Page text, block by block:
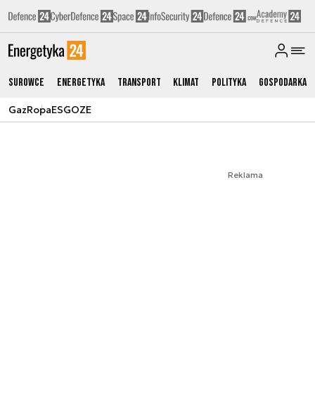
Surowce Energetyka Transport Klimat Polityka Gospodarka
GazRopaESGOZE
Reklama